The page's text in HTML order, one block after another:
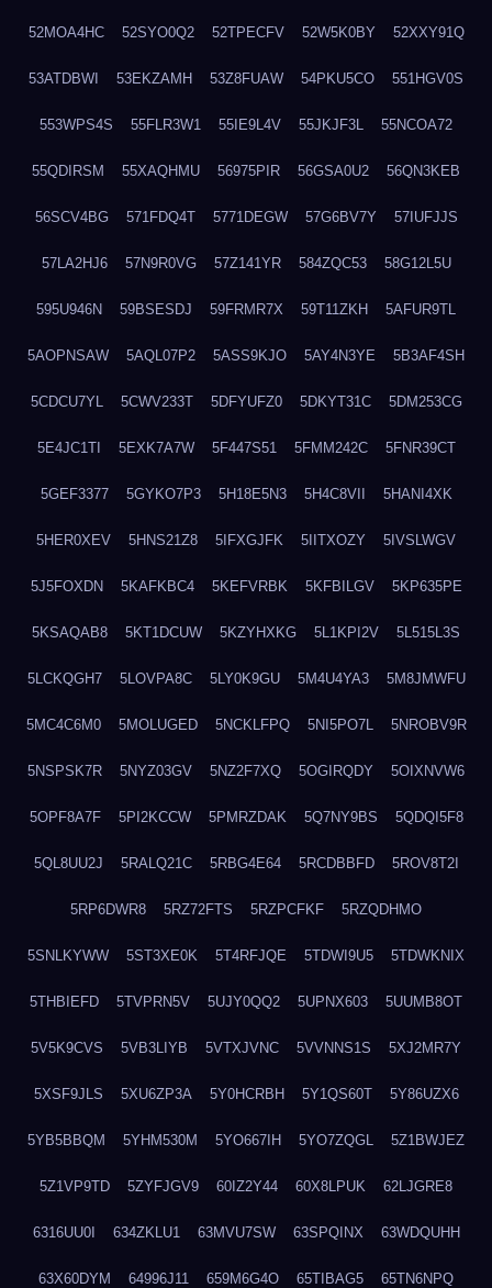
52MOA4HC 52SYO0Q2 52TPECFV 52W5K0BY 52XXY91Q
53ATDBWI 53EKZAMH 53Z8FUAW 54PKU5CO 551HGV0S
553WPS4S 55FLR3W1 55IE9L4V 55JKJF3L 55NCOA72
55QDIRSM 55XAQHMU 56975PIR 56GSA0U2 56QN3KEB
56SCV4BG 571FDQ4T 5771DEGW 57G6BV7Y 57IUFJJS
57LA2HJ6 57N9R0VG 57Z141YR 584ZQC53 58G12L5U
595U946N 59BSESDJ 59FRMR7X 59T11ZKH 5AFUR9TL
5AOPNSAW 5AQL07P2 5ASS9KJO 5AY4N3YE 5B3AF4SH
5CDCU7YL 5CWV233T 5DFYUFZ0 5DKYT31C 5DM253CG
5E4JC1TI 5EXK7A7W 5F447S51 5FMM242C 5FNR39CT
5GEF3377 5GYKO7P3 5H18E5N3 5H4C8VII 5HANI4XK
5HER0XEV 5HNS21Z8 5IFXGJFK 5IITXOZY 5IVSLWGV
5J5FOXDN 5KAFKBC4 5KEFVRBK 5KFBILGV 5KP635PE
5KSAQAB8 5KT1DCUW 5KZYHXKG 5L1KPI2V 5L515L3S
5LCKQGH7 5LOVPA8C 5LY0K9GU 5M4U4YA3 5M8JMWFU
5MC4C6M0 5MOLUGED 5NCKLFPQ 5NI5PO7L 5NROBV9R
5NSPSK7R 5NYZ03GV 5NZ2F7XQ 5OGIRQDY 5OIXNVW6
5OPF8A7F 5PI2KCCW 5PMRZDAK 5Q7NY9BS 5QDQI5F8
5QL8UU2J 5RALQ21C 5RBG4E64 5RCDBBFD 5ROV8T2I
5RP6DWR8 5RZ72FTS 5RZPCFKF 5RZQDHMO
5SNLKYWW 5ST3XE0K 5T4RFJQE 5TDWI9U5 5TDWKNIX
5THBIEFD 5TVPRN5V 5UJY0QQ2 5UPNX603 5UUMB8OT
5V5K9CVS 5VB3LIYB 5VTXJVNC 5VVNNS1S 5XJ2MR7Y
5XSF9JLS 5XU6ZP3A 5Y0HCRBH 5Y1QS60T 5Y86UZX6
5YB5BBQM 5YHM530M 5YO667IH 5YO7ZQGL 5Z1BWJEZ
5Z1VP9TD 5ZYFJGV9 60IZ2Y44 60X8LPUK 62LJGRE8
6316UU0I 634ZKLU1 63MVU7SW 63SPQINX 63WDQUHH
63X60DYM 64996J11 659M6G4O 65TIBAG5 65TN6NPQ